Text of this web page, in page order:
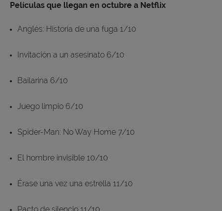
Películas que llegan en octubre a Netflix
Anglés: Historia de una fuga 1/10
Invitación a un asesinato 6/10
Bailarina 6/10
Juego limpio 6/10
Spider-Man: No Way Home 7/10
El hombre invisible 10/10
Érase una vez una estrella 11/10